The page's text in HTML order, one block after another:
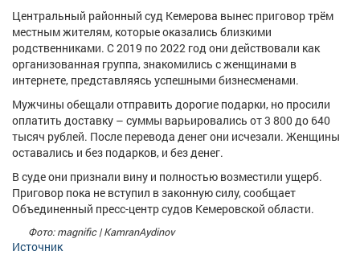
Работа Транспорт Компании
Обучение Проекты
Поздравления
Центральный районный суд Кемерова вынес приговор трём
местным жителям, которые оказались близкими
родственниками. С 2019 по 2022 год они действовали как
организованная группа, знакомились с женщинами в
интернете, представляясь успешными бизнесменами.
Мужчины обещали отправить дорогие подарки, но просили
оплатить доставку – суммы варьировались от 3 800 до 640
тысяч рублей. После перевода денег они исчезали. Женщины
оставались и без подарков, и без денег.
В суде они признали вину и полностью возместили ущерб.
Приговор пока не вступил в законную силу, сообщает
Объединенный пресс-центр судов Кемеровской области.
Фото: magnific | KamranAydinov
Источник